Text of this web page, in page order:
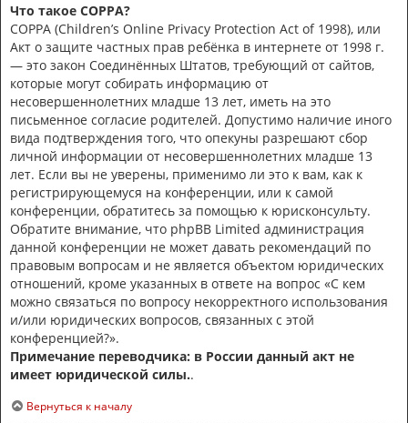
Что такое COPPA?
COPPA (Children’s Online Privacy Protection Act of 1998), или
Акт о защите частных прав ребёнка в интернете от 1998 г.
— это закон Соединённых Штатов, требующий от сайтов,
которые могут собирать информацию от
несовершеннолетних младше 13 лет, иметь на это
письменное согласие родителей. Допустимо наличие иного
вида подтверждения того, что опекуны разрешают сбор
личной информации от несовершеннолетних младше 13
лет. Если вы не уверены, применимо ли это к вам, как к
регистрирующемуся на конференции, или к самой
конференции, обратитесь за помощью к юрисконсульту.
Обратите внимание, что phpBB Limited администрация
данной конференции не может давать рекомендаций по
правовым вопросам и не является объектом юридических
отношений, кроме указанных в ответе на вопрос «С кем
можно связаться по вопросу некорректного использования
и/или юридических вопросов, связанных с этой
конференцией?».
Примечание переводчика: в России данный акт не
имеет юридической силы..
Вернуться к началу